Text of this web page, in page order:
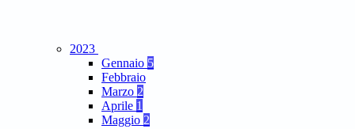
2023
Gennaio 5
Febbraio
Marzo 2
Aprile 1
Maggio 2